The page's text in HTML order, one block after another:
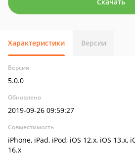
Характеристики Версии
Версия
5.0.0
Обновлено
2019-09-26 09:59:27
Совместимость
iPhone, iPad, iPod, iOS 12.x, iOS 13.x,
16.x